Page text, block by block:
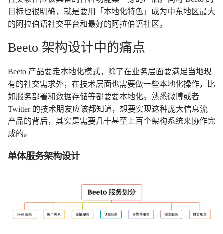
目标也很明确，就是要用「本地化特色」成为中东地区最大
的阿拉伯语社交平台和最好的阿拉伯语社区。
Beeto 架构设计中的痛点
Beeto 产品要走本地化模式，除了在业务层面要满足当地现
有的社交需求外，在技术层面也需要做一些本地化操作，比
如服务部署和数据存储等都要要本地化。熟悉微博或者
Twitter 的技术朋友应该都知道，想要实现这种庞大信息流
产品的背后，其实是需要几十甚至上百个架构系统来协作完
成的。
单体服务架构设计